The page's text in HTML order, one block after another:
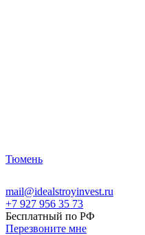
Тюмень
mail@idealstroyinvest.ru
+7 927 956 35 73
Бесплатный по РФ
Перезвоните мне